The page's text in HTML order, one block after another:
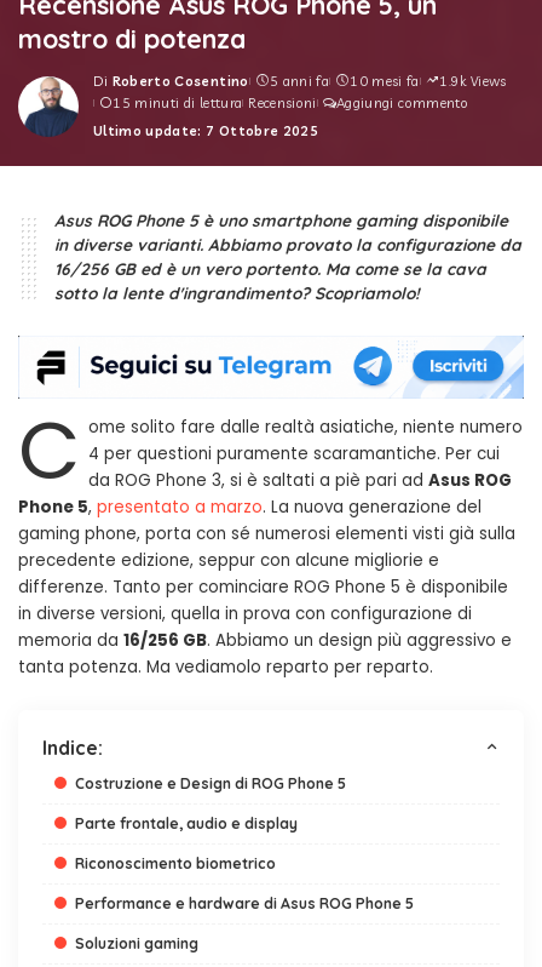
mostro di potenza
Posted
by
Di Roberto Cosentino 5 anni fa 10 mesi fa
1.9k Views
15 minuti di lettura Recensioni
Aggiungi commento
Ultimo update: 7 Ottobre 2025
Asus ROG Phone 5 è uno smartphone gaming disponibile
in diverse varianti. Abbiamo provato la configurazione da
16/256 GB ed è un vero portento. Ma come se la cava
sotto la lente d'ingrandimento? Scopriamolo!
C ome solito fare dalle realtà asiatiche, niente numero
4 per questioni puramente scaramantiche. Per cui
da ROG Phone 3, si è saltati a piè pari ad Asus ROG
Phone 5, presentato a marzo. La nuova generazione del
gaming phone, porta con sé numerosi elementi visti già sulla
precedente edizione, seppur con alcune migliorie e
differenze. Tanto per cominciare ROG Phone 5 è disponibile
in diverse versioni, quella in prova con configurazione di
memoria da 16/256 GB. Abbiamo un design più aggressivo e
tanta potenza. Ma vediamolo reparto per reparto.
Indice:
Costruzione e Design di ROG Phone 5
Parte frontale, audio e display
Riconoscimento biometrico
Performance e hardware di Asus ROG Phone 5
Soluzioni gaming